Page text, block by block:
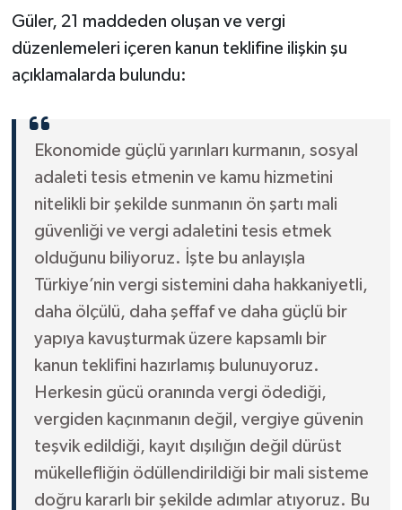
Güler, 21 maddeden oluşan ve vergi
düzenlemeleri içeren kanun teklifine ilişkin şu
açıklamalarda bulundu:
Ekonomide güçlü yarınları kurmanın, sosyal
adaleti tesis etmenin ve kamu hizmetini
nitelikli bir şekilde sunmanın ön şartı mali
güvenliği ve vergi adaletini tesis etmek
olduğunu biliyoruz. İşte bu anlayışla
Türkiye’nin vergi sistemini daha hakkaniyetli,
daha ölçülü, daha şeffaf ve daha güçlü bir
yapıya kavuşturmak üzere kapsamlı bir
kanun teklifini hazırlamış bulunuyoruz.
Herkesin gücü oranında vergi ödediği,
vergiden kaçınmanın değil, vergiye güvenin
teşvik edildiği, kayıt dışılığın değil dürüst
mükellefliğin ödüllendirildiği bir mali sisteme
doğru kararlı bir şekilde adımlar atıyoruz. Bu